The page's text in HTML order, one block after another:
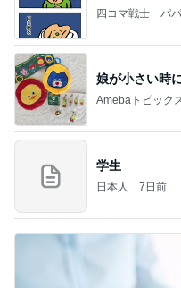
四コマ戦士 パ
娘が小さい時
Amebaトピック
学生
日本人 7日前